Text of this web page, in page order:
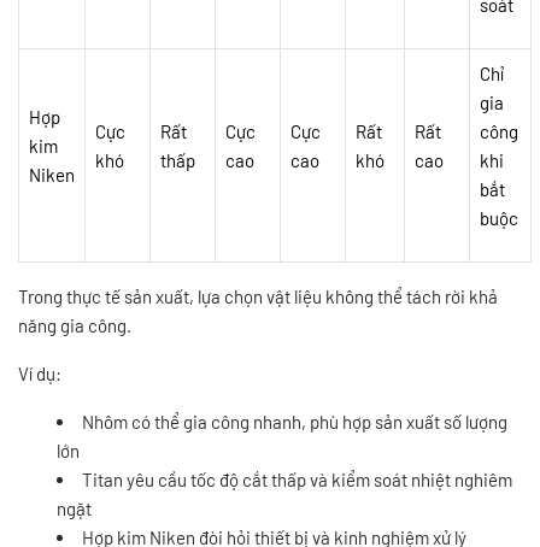
soát
Hợp
kim
Niken
Cực
khó
Rất
thấp
Cực
cao
Cực
cao
Rất
khó
Rất
cao
Chỉ
gia
công
khi
bắt
buộc
Trong thực tế sản xuất, lựa chọn vật liệu không thể tách rời khả
năng gia công.
Ví dụ:
Nhôm có thể gia công nhanh, phù hợp sản xuất số lượng
lớn
Titan yêu cầu tốc độ cắt thấp và kiểm soát nhiệt nghiêm
ngặt
Hợp kim Niken đòi hỏi thiết bị và kinh nghiệm xử lý